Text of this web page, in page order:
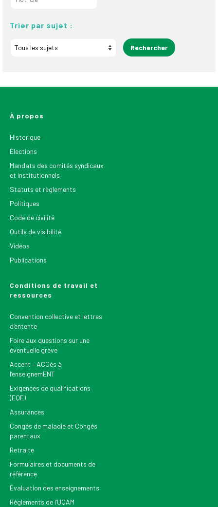
Trier par sujet :
À propos
Historique
Élections
Mandats des comités syndicaux
et institutionnels
Statuts et règlements
Politiques
Code de civilité
Outils de visibilité
Vidéos
Publications
Conditions de travail et
ressources
Convention collective et lettres
d’entente
Foire aux questions sur une
éventuelle grève
Accent – ACCès à
l’enseignemENT
Exigences de qualifications
(EQE)
Assurances
Congés de maladie et Congés
parentaux
Retraite
Formulaires et documents de
référence
Évaluation des enseignements
Règlements de l’UQAM